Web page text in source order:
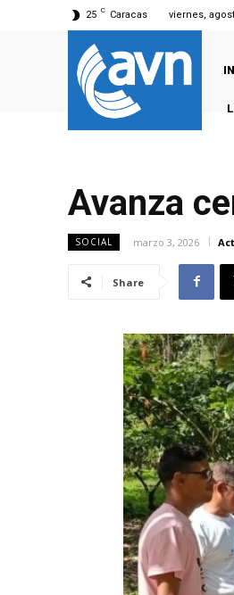
25 C Caracas viernes,
Avanza
SOCIAL marzo 3, 2026
Share